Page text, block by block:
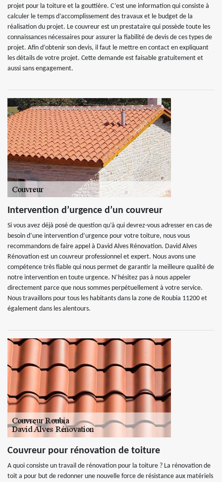
projet pour la toiture et la gouttière. C’est une information qui consiste à
calculer le temps d’accomplissement des travaux et le budget de la
réalisation du projet. Le couvreur est un prestataire qui possède toute les
connaissances nécessaires pour assurer la fiabilité de devis de ces types de
projet. Afin d’obtenir son devis, il faut le mettre en contact en expliquant
les détails de votre projet. Cette demande est faisable gratuitement et
aussi sans engagement.
Intervention d’urgence d’un couvreur
Si vous avez déjà posé de question qu’à qui devrez-vous adresser en cas de
besoin d’une intervention d’urgence pour votre toiture, nous vous
recommandons de faire appel à David Alves Rénovation. David Alves
Rénovation est un couvreur professionnel et expert. Nous avons une
compétence très fiable qui nous permet de garantir la meilleure qualité de
notre intervention en toute urgence. N’hésitez pas à nous appeler
directement parce que nous sommes perpétuellement à votre service.
Nous travaillons pour tous les habitants dans la zone de Roubia 11200 et
également dans les alentours.
Couvreur pour rénovation de toiture
A quoi consiste un travail de rénovation pour la toiture ? La rénovation de
toit a pour but de redonner une nouvelle force de résistance aux matériels